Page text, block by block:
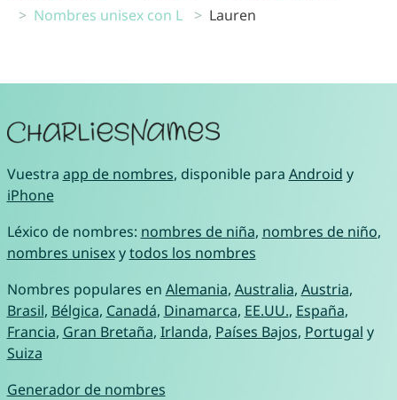
Nombres unisex con L
Lauren
Vuestra app de nombres, disponible para Android y
iPhone
Léxico de nombres: nombres de niña, nombres de niño,
nombres unisexytodos los nombres
Nombres populares en Alemania, Australia, Austria,
Brasil, Bélgica, Canadá, Dinamarca, EE.UU., España,
Francia, Gran Bretaña, Irlanda, Países Bajos, Portugal y
Suiza
Generador de nombres